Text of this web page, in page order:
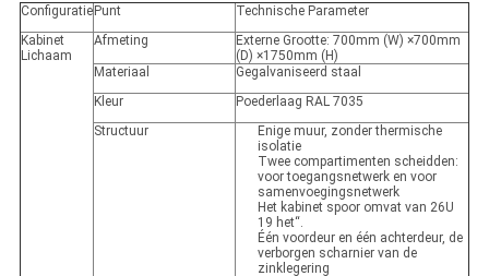
Configuratie Punt
Technische Parameter
Kabinet
Lichaam
Afmeting
Externe Grootte: 700mm (W) ×700mm
(D) ×1750mm (H)
Materiaal
Gegalvaniseerd staal
Kleur
Poederlaag RAL 7035
Structuur
Enige muur, zonder thermische
isolatie
Twee compartimenten scheidden:
voor toegangsnetwerk en voor
samenvoegingsnetwerk
Het kabinet spoor omvat van 26U
19 het“.
Één voordeur en één achterdeur, de
verborgen scharnier van de
zinklegering